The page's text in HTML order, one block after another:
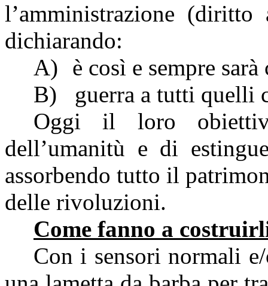
l’amministrazione (diritto
dichiarando:
A)
è così e sempre sarà
B)
guerra a tutti quelli
Oggi il loro
dell’umanitù e di
assorbendo tutto il
delle rivoluzioni.
Come fanno a
Con i sensori normali